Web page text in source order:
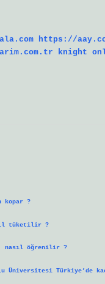
https://
knight
kopar ?
tüketilir ?
nasıl öğrenilir ?
Üniversitesi Türkiye’de